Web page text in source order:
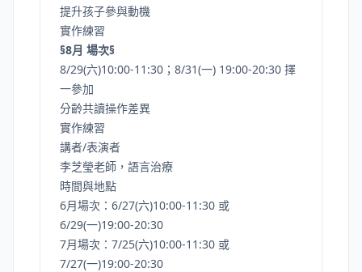
提升孩子參與動機
實作練習
§8月 場次§
8/29(六)10:00-11:30；8/31(一) 19:00-20:30 擇
一參加
分齡共讀操作差異
實作練習
講者/表演者
李芝瑩老師，語言治療
時間與地點
6月場次：6/27(六)10:00-11:30 或
6/29(一)19:00-20:30
7月場次：7/25(六)10:00-11:30 或
7/27(一)19:00-20:30